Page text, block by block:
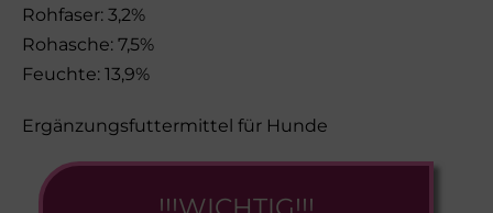
Rohfaser: 3,2%
Rohasche: 7,5%
Feuchte: 13,9%
Ergänzungsfuttermittel für Hunde